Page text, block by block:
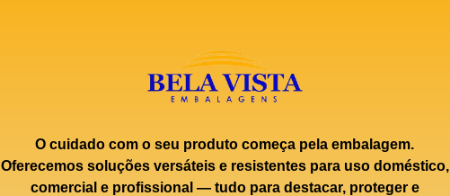
O cuidado com o seu produto começa pela embalagem.
Oferecemos soluções versáteis e resistentes para uso doméstico,
comercial e profissional — tudo para destacar, proteger e